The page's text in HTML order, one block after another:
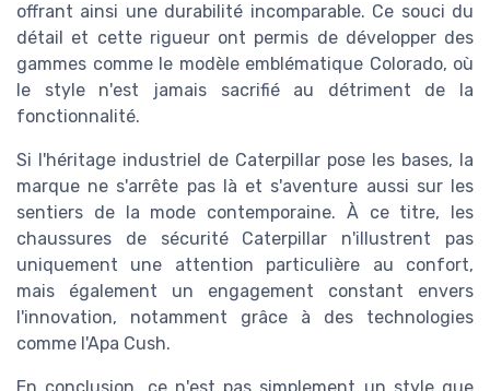
offrant ainsi une durabilité incomparable. Ce souci du
détail et cette rigueur ont permis de développer des
gammes comme le modèle emblématique Colorado, où
le style n'est jamais sacrifié au détriment de la
fonctionnalité.
Si l'héritage industriel de Caterpillar pose les bases, la
marque ne s'arrête pas là et s'aventure aussi sur les
sentiers de la mode contemporaine. À ce titre, les
chaussures de sécurité Caterpillar n'illustrent pas
uniquement une attention particulière au confort,
mais également un engagement constant envers
l'innovation, notamment grâce à des technologies
comme l'Apa Cush.